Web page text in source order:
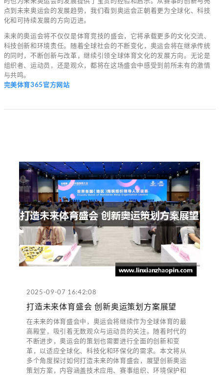
点到未来奥运会的发展趋势，我们看到奥运会正朝着更为全球化、科技
化和可持续发展的方向迈进。
未来的奥运会将不仅仅是体育竞技的盛会，它将承载更多的文化交流、
科技创新和环境责任。随着全球社会的不断变化，奥运会将在继承传统
的同时，不断创新与改革，继续引领全球体育文化的发展方向。无论是
组织者、运动员，还是观众，都将在这场盛会中感受到前所未有的激情
与共鸣。
完美体育365官方网站
2025-09-07 16:42:08
打造未来体育盛会 创新奥运策划方案展望
在未来的体育盛会中，奥运会将继续作为全球体育的最
高殿堂，吸引着无数观众与运动员的关注。随着时代的
不断进步，奥运会的策划也需要进行全面的创新和变
革，以适应全球化、科技化和环保化的需求。本文将从
多个角度探讨如何打造未来的体育盛会，展望创新奥运
策划方案，内容涵盖技术应用、赛事组织、环境保护和